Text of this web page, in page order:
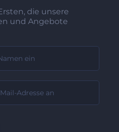
die unsere
und Angebote